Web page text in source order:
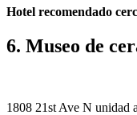
Hotel recomendado
6. Museo de
1808 21st Ave N unidad a